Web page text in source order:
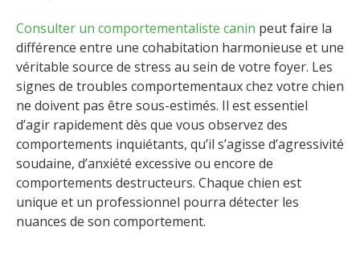
Consulter un comportementaliste canin peut faire la
différence entre une cohabitation harmonieuse et une
véritable source de stress au sein de votre foyer. Les
signes de troubles comportementaux chez votre chien
ne doivent pas être sous-estimés. Il est essentiel
d’agir rapidement dès que vous observez des
comportements inquiétants, qu’il s’agisse d’agressivité
soudaine, d’anxiété excessive ou encore de
comportements destructeurs. Chaque chien est
unique et un professionnel pourra détecter les
nuances de son comportement.